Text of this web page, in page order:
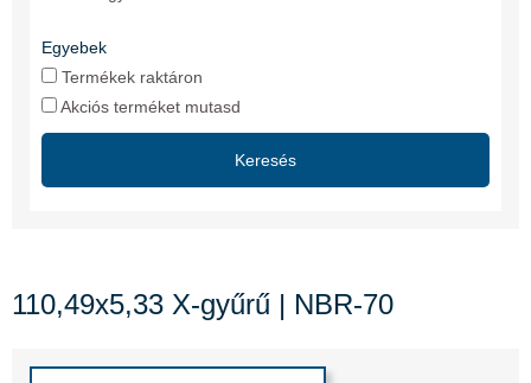
Egyebek
Termékek raktáron
Akciós terméket mutasd
Keresés
110,49x5,33 X-gyűrű | NBR-70